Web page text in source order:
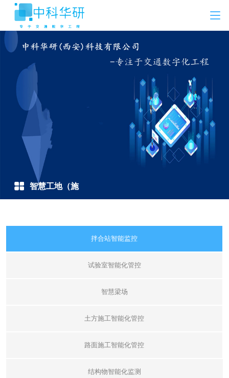
智慧工地（施
拌合站智能监控
试验室智能化管控
智慧梁场
土方施工智能化管控
路面施工智能化管控
结构物智能化监测